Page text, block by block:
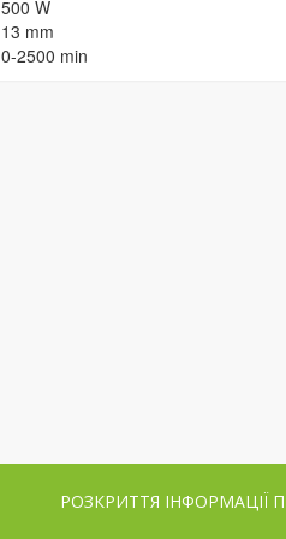
500 W
13 mm
0-2500 min
РОЗКРИТТЯ ІНФОРМАЦІЇ